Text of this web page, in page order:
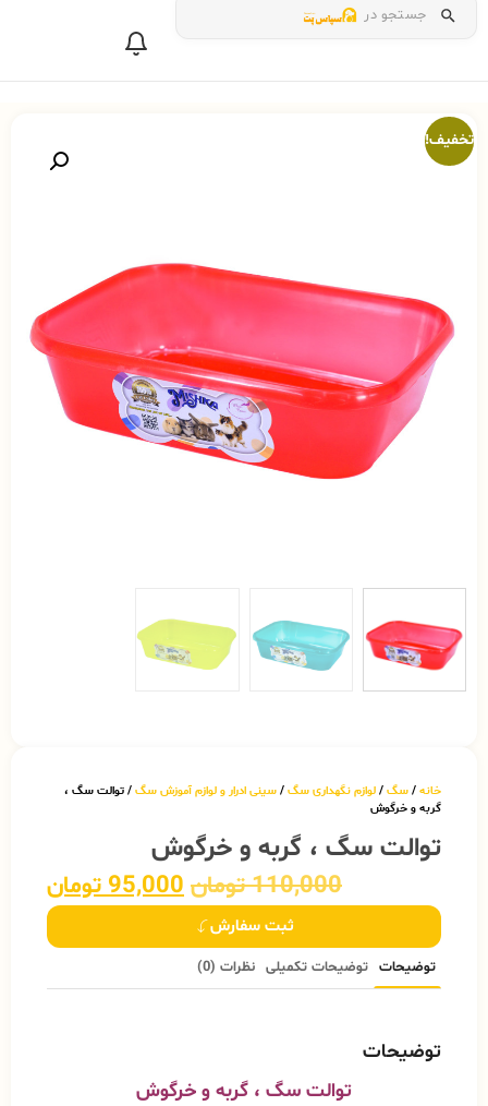
جستجو در
تخفیف!
خانه / سگ / لوازم نگهداری سگ / سینی ادرار و لوازم آموزش سگ / توالت سگ ،
گربه و خرگوش
توالت سگ ، گربه و خرگوش
110,000 تومان 95,000 تومان
ثبت سفارش
توضیحات توضیحات تکمیلی نظرات (0)
توضیحات
توالت سگ ، گربه و خرگوش